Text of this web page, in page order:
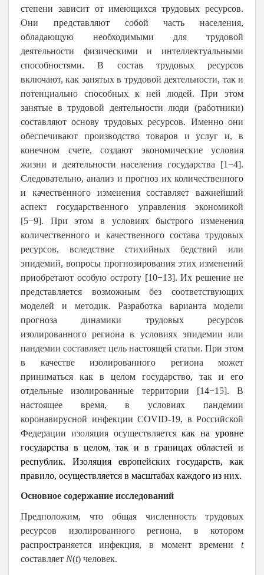
степени зависит от имеющихся трудовых ресурсов.
Они представляют собой часть населения,
обладающую необходимыми для трудовой
деятельности физическими и интеллектуальными
способностями. В состав трудовых ресурсов
включают, как занятых в трудовой деятельности, так и
потенциально способных к ней людей. При этом
занятые в трудовой деятельности люди (работники)
составляют основу трудовых ресурсов. Именно они
обеспечивают производство товаров и услуг и, в
конечном счете, создают экономические условия
жизни и деятельности населения государства [1−4].
Следовательно, анализ и прогноз их количественного
и качественного изменения составляет важнейший
аспект государственного управления экономикой
[5−9]. При этом в условиях быстрого изменения
количественного и качественного состава трудовых
ресурсов, вследствие стихийных бедствий или
эпидемий, вопросы прогнозирования этих изменений
приобретают особую остроту [10−13]. Их решение не
представляется возможным без соответствующих
моделей и методик. Разработка варианта модели
прогноза динамики трудовых ресурсов
изолированного региона в условиях эпидемии или
пандемии составляет цель настоящей статьи. При этом
в качестве изолированного региона может
приниматься как в целом государство, так и его
отдельные изолированные территории [14−15]. В
настоящее время, в условиях пандемии
коронавирусной инфекции COVID-19, в Российской
Федерации изоляция осуществляетсякак на уровне
государства в целом, так и в границах областей и
республик. Изоляция европейских государств, как
правило, осуществляется в масштабах каждого из них.
Основное содержание исследований
Предположим, что общая численность трудовых
ресурсов изолированного региона, в котором
распространяется инфекция, в момент времени t
составляет N(t) человек.